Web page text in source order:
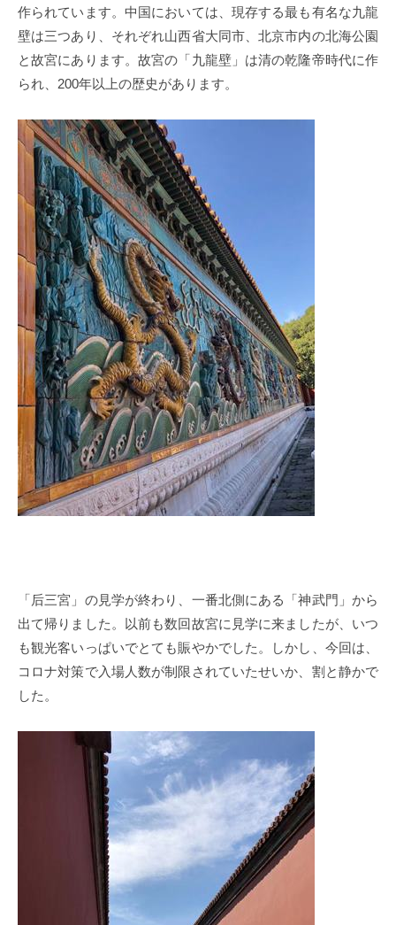
作られています。中国においては、現存する最も有名な九龍
壁は三つあり、それぞれ山西省大同市、北京市内の北海公園
と故宮にあります。故宮の「九龍壁」は清の乾隆帝時代に作
られ、200年以上の歴史があります。
「后三宮」の見学が終わり、一番北側にある「神武門」から
出て帰りました。以前も数回故宮に見学に来ましたが、いつ
も観光客いっぱいでとても賑やかでした。しかし、今回は、
コロナ対策で入場人数が制限されていたせいか、割と静かで
した。